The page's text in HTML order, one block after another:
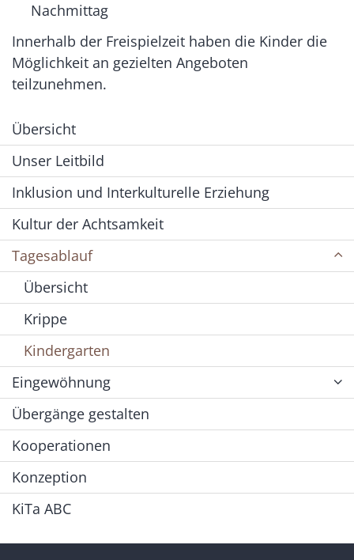
Nachmittag
Innerhalb der Freispielzeit haben die Kinder die
Möglichkeit an gezielten Angeboten
teilzunehmen.
Übersicht
Unser Leitbild
Inklusion und Interkulturelle Erziehung
Kultur der Achtsamkeit
Tagesablauf
Übersicht
Krippe
Kindergarten
Eingewöhnung
Übergänge gestalten
Kooperationen
Konzeption
KiTa ABC